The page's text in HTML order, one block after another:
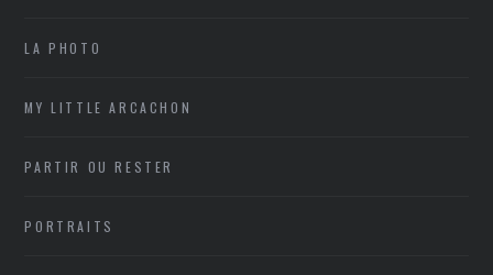
LA PHOTO
MY LITTLE ARCACHON
PARTIR OU RESTER
PORTRAITS